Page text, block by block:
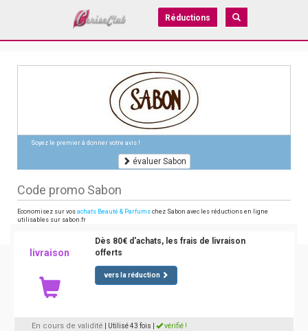
Réductions
Soyez le premier à donner votre avis !
évaluer Sabon
Code promo Sabon
Economisez sur vos achats Beauté & Parfums chez Sabon avec les réductions en ligne
utilisables sur sabon.fr
livraison
Dès 80€ d'achats, les frais de livraison
offerts
vers la réduction
En cours de validité | Utilisé 43 fois vérifié !